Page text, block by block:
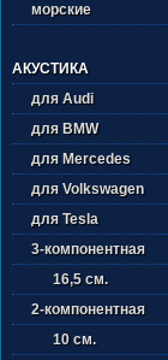
морские
АКУСТИКА
для Audi
для BMW
для Mercedes
для Volkswagen
для Tesla
3-компонентная
16,5 см.
2-компонентная
10 см.